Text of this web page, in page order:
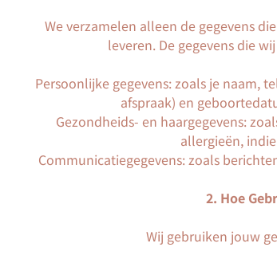
We verzamelen alleen de gegevens
leveren. De gegevens die
Persoonlijke gegevens: zoals je naam,
afspraak) en
Gezondheids- en haargegevens:
allergieën,
Communicatiegegevens: zoals
2. Hoe
Wij gebruiken jouw